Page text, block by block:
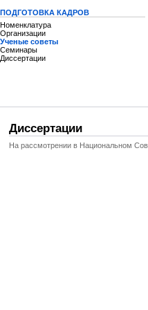
ПОДГОТОВКА КАДРОВ
Номенклатура
Организации
Ученые советы
Семинары
Диссертации
Диссертации
На рассмотрении в Национальном